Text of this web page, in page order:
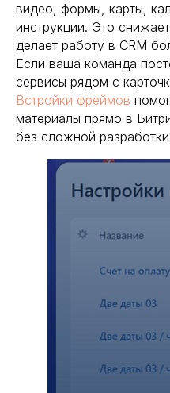
видео, формы, карты,
инструкции. Это
делает работу в CRM
Если ваша команда
сервисы рядом с
Встройки фреймов
материалы прямо в
без сложной